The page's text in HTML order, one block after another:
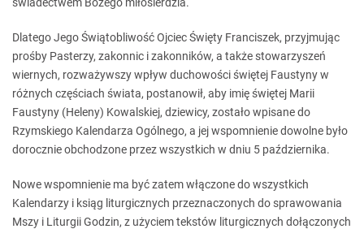
Dlatego Jego Świątobliwość Ojciec Święty Franciszek, przyjmując
prośby Pasterzy, zakonnic i zakonników, a także stowarzyszeń
wiernych, rozważywszy wpływ duchowości świętej Faustyny w
różnych częściach świata, postanowił, aby imię świętej Marii
Faustyny (Heleny) Kowalskiej, dziewicy, zostało wpisane do
Rzymskiego Kalendarza Ogólnego, a jej wspomnienie dowolne było
dorocznie obchodzone przez wszystkich w dniu 5 października.
Nowe wspomnienie ma być zatem włączone do wszystkich
Kalendarzy i ksiąg liturgicznych przeznaczonych do sprawowania
Mszy i Liturgii Godzin, z użyciem tekstów liturgicznych dołączonych